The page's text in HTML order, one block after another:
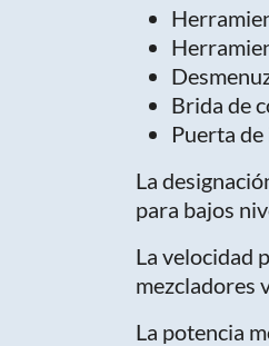
Brida de
Puerta
La
para bajos
La velocidad
mezcladores
La potencia